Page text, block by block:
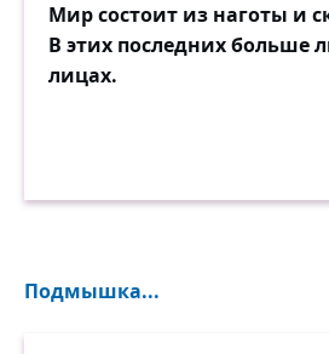
Мир состоит из наготы и
В этих последних больше
лицах.
Подмышка...